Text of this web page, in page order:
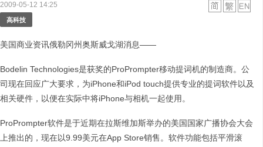
2009-05-12 14:25
高科技
美国商业资讯俄勒冈州奥斯威戈湖消息——
Bodelin Technologies是获奖的ProPrompter移动提词机的制造商。公
司现在回应广大要求，为iPhone和iPod touch提供专业的提词软件以及
相关硬件，以便在实际中将iPhone与相机一起使用。
ProPrompter软件是于近期在拉斯维加斯举办的美国国家广播协会大会
上推出的，现在以9.99美元在App Store销售。软件功能包括平滑滚